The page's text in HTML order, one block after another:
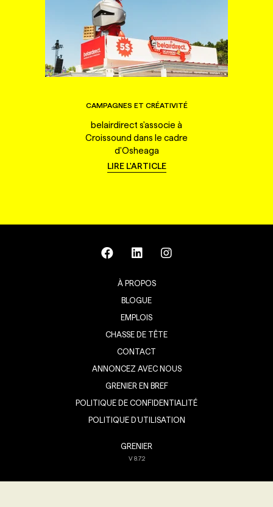
CAMPAGNES ET CRÉATIVITÉ
belairdirect s'associe à
Croissound dans le cadre
d'Osheaga
LIRE L'ARTICLE
À PROPOS
BLOGUE
EMPLOIS
CHASSE DE TÊTE
CONTACT
ANNONCEZ AVEC NOUS
GRENIER EN BREF
POLITIQUE DE CONFIDENTIALITÉ
POLITIQUE D’UTILISATION
GRENIER
V8.7.2